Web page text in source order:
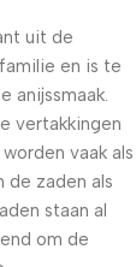
uit de
en is te
anijssmaak.
vertakkingen
vaak als
de zaden als
staan al
om de